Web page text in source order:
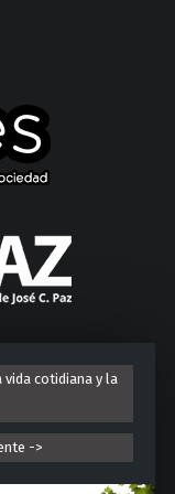
cotidiana y la
->